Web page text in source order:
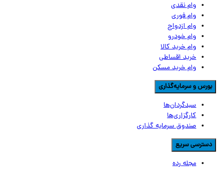
وام نقدی
وام فوری
وام ازدواج
وام خودرو
وام خرید کالا
خرید اقساطی
وام خرید مسکن
و سرمایه‌گذاری
سبدگردان‌ها
کارگزاری‌ها
صندوق سرمایه گذاری
سریع
مجله رده